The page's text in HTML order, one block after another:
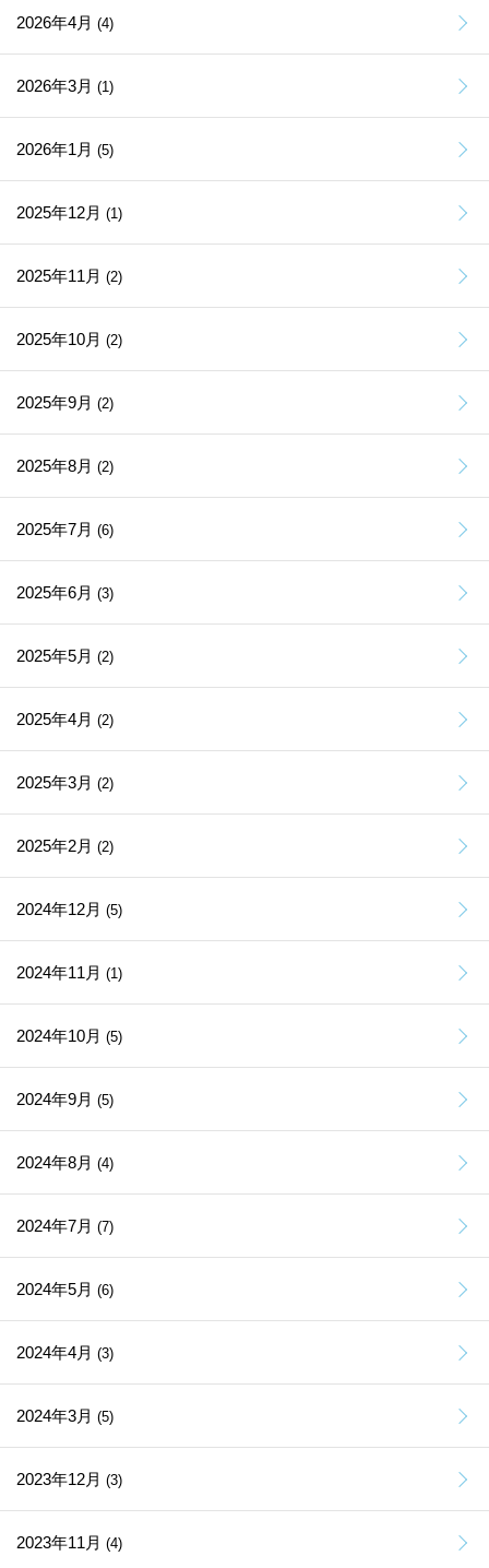
2026年4月 (4)
2026年3月 (1)
2026年1月 (5)
2025年12月 (1)
2025年11月 (2)
2025年10月 (2)
2025年9月 (2)
2025年8月 (2)
2025年7月 (6)
2025年6月 (3)
2025年5月 (2)
2025年4月 (2)
2025年3月 (2)
2025年2月 (2)
2024年12月 (5)
2024年11月 (1)
2024年10月 (5)
2024年9月 (5)
2024年8月 (4)
2024年7月 (7)
2024年5月 (6)
2024年4月 (3)
2024年3月 (5)
2023年12月 (3)
2023年11月 (4)